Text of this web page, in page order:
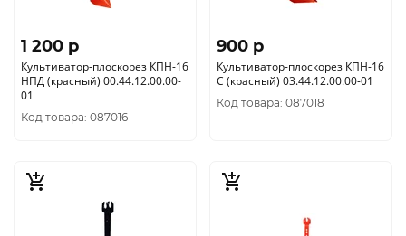
1 200 p
Культиватор-плоскорез КПН-16
НПД (красный) 00.44.12.00.00-
01
Код товара: 087016
900 p
Культиватор-плоскорез КПН-16
С (красный) 03.44.12.00.00-01
Код товара: 087018